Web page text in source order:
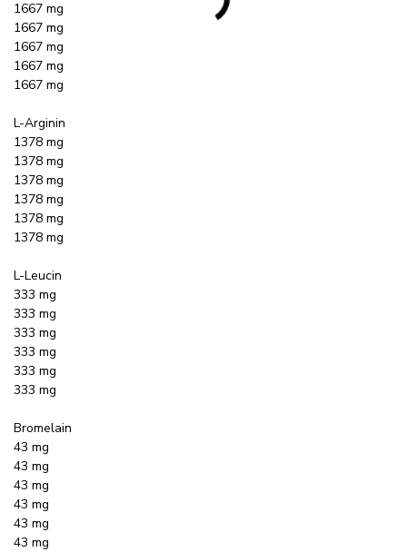
1667 mg
1667 mg
1667 mg
1667 mg
1667 mg
L-Arginin
1378 mg
1378 mg
1378 mg
1378 mg
1378 mg
1378 mg
L-Leucin
333 mg
333 mg
333 mg
333 mg
333 mg
333 mg
Bromelain
43 mg
43 mg
43 mg
43 mg
43 mg
43 mg